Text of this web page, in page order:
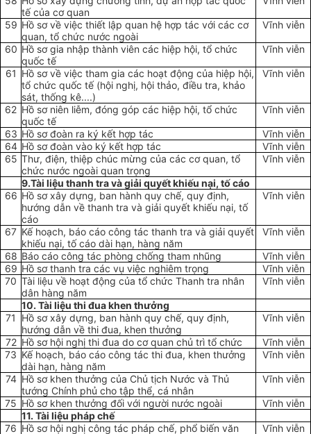
tế của cơ quan
59 Hồ sơ về việc thiết lập quan hệ hợp tác với các cơ
quan, tổ chức nước ngoài
Vĩnh viễn
60 Hồ sơ gia nhập thành viên các hiệp hội, tổ chức
quốc tế
Vĩnh viễn
61 Hồ sơ về việc tham gia các hoạt động của hiệp hội,
tổ chức quốc tế (hội nghị, hội thảo, điều tra, khảo
sát, thống kê....)
Vĩnh viễn
62 Hồ sơ niên liễm, đóng góp các hiệp hội, tổ chức
quốc tế
Vĩnh viễn
63 Hồ sơ đoàn ra ký kết hợp tác
Vĩnh viễn
64 Hồ sơ đoàn vào ký kết hợp tác
Vĩnh viễn
65 Thư, điện, thiệp chúc mừng của các cơ quan, tổ
chức nước ngoài quan trọng
Vĩnh viễn
9.Tài liệu thanh tra và giải quyết khiếu nại, tố cáo
66 Hồ sơ xây dựng, ban hành quy chế, quy định,
hướng dẫn về thanh tra và giải quyết khiếu nại, tố
cáo
Vĩnh viễn
67 Kế hoạch, báo cáo công tác thanh tra và giải quyết
khiếu nại, tố cáo dài hạn, hàng năm
Vĩnh viễn
68 Báo cáo công tác phòng chống tham nhũng
Vĩnh viễn
69 Hồ sơ thanh tra các vụ việc nghiêm trọng
Vĩnh viễn
70 Tài liệu về hoạt động của tổ chức Thanh tra nhân
dân hàng năm
Vĩnh viễn
10. Tài liệu thi đua khen thưởng
71
Hồ sơ xây dựng, ban hành quy chế, quy định,
hướng dẫn về thi đua, khen thưởng
Vĩnh viễn
72 Hồ sơ hội nghị thi đua do cơ quan chủ trì tổ chức
Vĩnh viễn
73 Kế hoạch, báo cáo công tác thi đua, khen thưởng
dài hạn, hàng năm
Vĩnh viễn
74 Hồ sơ khen thưởng của Chủ tịch Nước và Thủ
tướng Chính phủ cho tập thể, cá nhân
Vĩnh viễn
75 Hồ sơ khen thưởng đối với người nước ngoài
Vĩnh viễn
11. Tài liệu pháp chế
76 Hồ sơ hội nghị công tác pháp chế, phổ biến văn
Vĩnh viễn